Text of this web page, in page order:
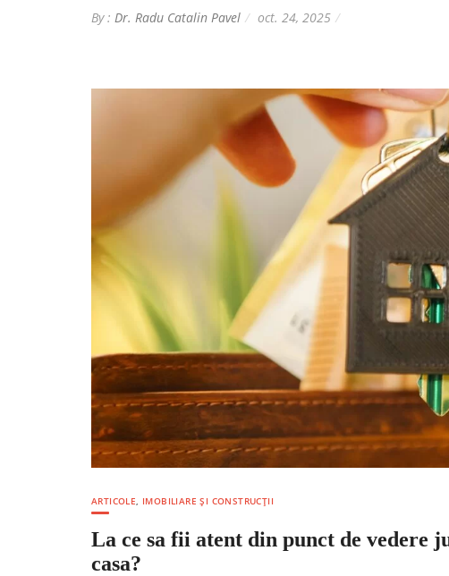
By : Dr. Radu Catalin Pavel oct. 24, 2025
ARTICOLE IMOBILIARE ȘI CONSTRUCȚII
La ce sa fii atent din punct de vedere
casa?